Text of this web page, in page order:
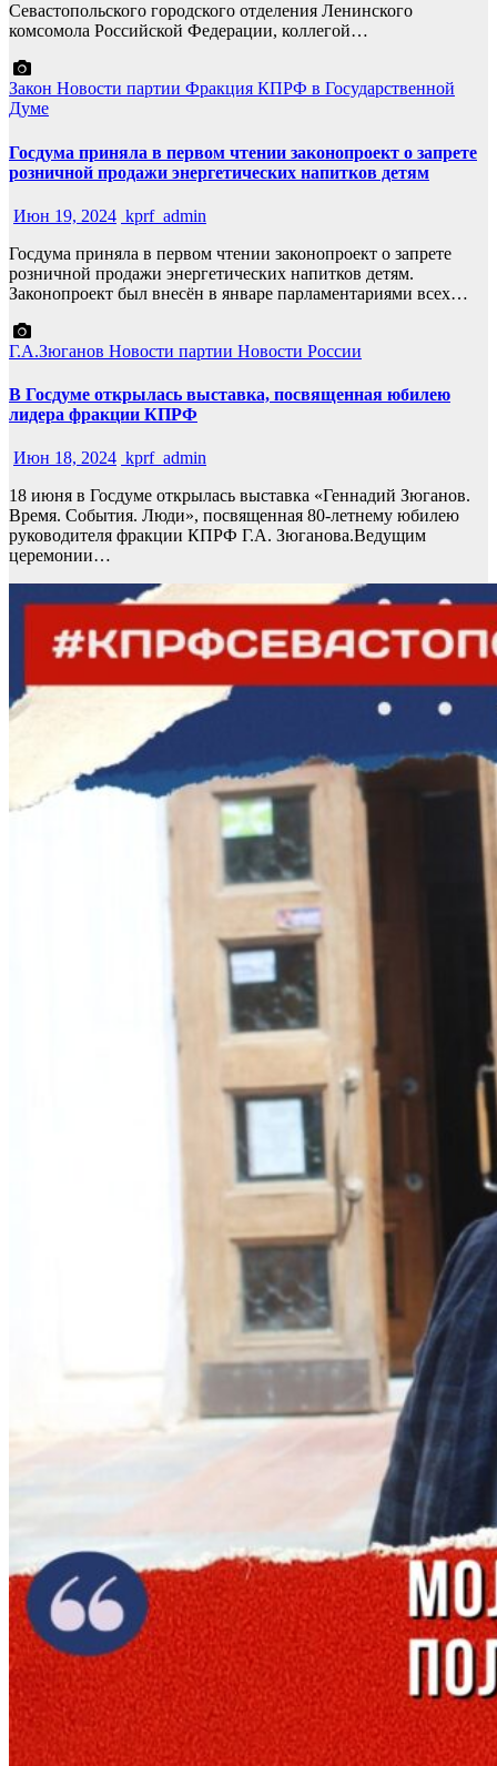
Севастопольского городского отделения Ленинского
комсомола Российской Федерации, коллегой…
Закон Новости партии Фракция КПРФ в Государственной
Думе
Госдума приняла в первом чтении законопроект о запрете
розничной продажи энергетических напитков детям
Июн 19, 2024 kprf_admin
Госдума приняла в первом чтении законопроект о запрете
розничной продажи энергетических напитков детям.
Законопроект был внесён в январе парламентариями всех…
Г.А.Зюганов Новости партии Новости России
В Госдуме открылась выставка, посвященная юбилею
лидера фракции КПРФ
Июн 18, 2024 kprf_admin
18 июня в Госдуме открылась выставка «Геннадий Зюганов.
Время. События. Люди», посвященная 80-летнему юбилею
руководителя фракции КПРФ Г.А. Зюганова.Ведущим
церемонии…